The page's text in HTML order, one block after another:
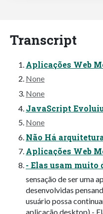
Transcript
Aplicações Web
None
None
JavaScript
None
Não Há
Aplicações Web
- Elas usam muito
sensação de ser uma
desenvolvidas
usuário possa
aplicação desktop) -